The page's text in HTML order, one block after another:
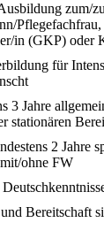
zum/
in (GKP) oder
für
3 Jahre
stationären
2 Jahre
ohne FW
Bereitschaft